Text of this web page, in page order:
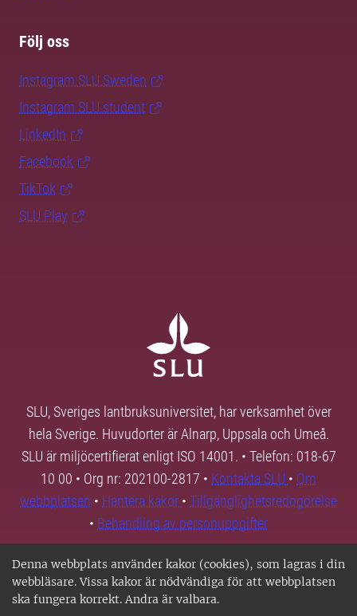
Denna webbplats använder kakor (cookies), som lagras i din
webbläsare. Vissa kakor är nödvändiga för att webbplatsen
ska fungera korrekt. Andra är valbara.
Följ oss
Instagram SLU.Sweden
Instagram SLU.student
LinkedIn
Facebook
TikTok
SLU Play
SLU, Sveriges lantbruksuniversitet, har verksamhet över
hela Sverige. Huvudorter är Alnarp, Uppsala och Umeå.
SLU är miljöcertifierat enligt ISO 14001. • Telefon: 018-67
10 00 • Org nr: 202100-2817 • Kontakta SLU • Om
webbplatsen • Hantera kakor • Tillgänglighetsredogörelse
• Behandling av personuppgifter